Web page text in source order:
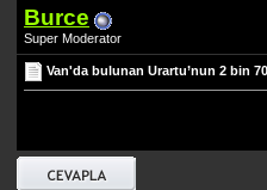
Burce
Super Moderator
Van'da bulunan Urartu’nun 2 bin